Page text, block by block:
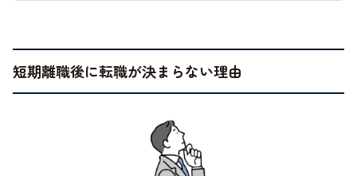
短期離職後に転職が決まらない理由